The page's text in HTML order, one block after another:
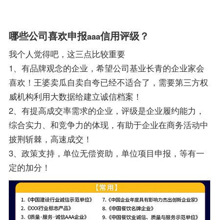
哪些公司喜欢申报aaa信用评级？
我个人觉得吧，这三点比较重要
1、有品牌观念的企业，希望公司基业长青的企业家会
喜欢！王婆卖瓜自卖自夸已经不适合了，需要第三方权
威机构利用大数据给建立诚信档案！
2、有提高成交率需求的企业，评级是企业履约能力，
综合实力、和竞争力的体现，有助于企业在商务活动中
披荆斩棘，高速成交！
3、政策支持，单位无偿资助，单位项目申报，等有一
定的加分！